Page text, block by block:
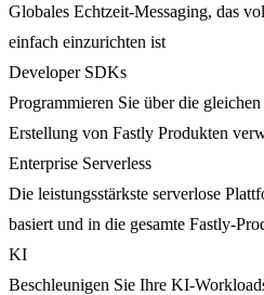
Globales Echtzeit-Messaging, das
einfach einzurichten ist
Developer SDKs
Programmieren Sie über die
Erstellung von Fastly Produkten
Enterprise Serverless
Die leistungsstärkste serverlose
basiert und in die gesamte Fastly-
KI
Beschleunigen Sie Ihre KI-